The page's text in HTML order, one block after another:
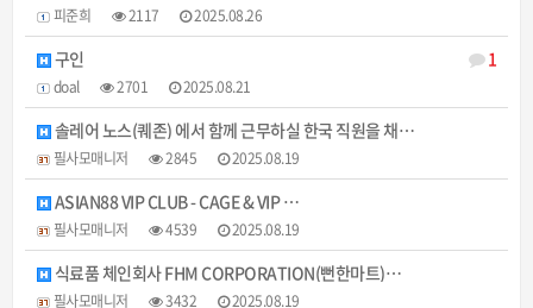
피준희 2117 2025.08.26
1
구인
doal 2701 2025.08.21
솔레어 노스(퀘존) 에서 함께 근무하실 한국 직원을 채…
필사모매니저 2845 2025.08.19
ASIAN88 VIP CLUB - CAGE & VIP …
필사모매니저 4539 2025.08.19
식료품 체인회사 FHM CORPORATION(뻔한마트)…
필사모매니저 3432 2025.08.19